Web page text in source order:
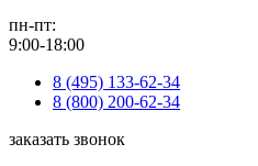
пн-пт:
9:00-18:00
8 (495) 133-62-34
8 (800) 200-62-34
заказать звонок